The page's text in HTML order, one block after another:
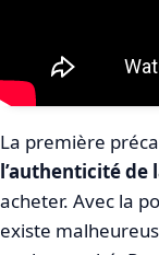
La première
l’authenticité de
acheter. Avec la
existe